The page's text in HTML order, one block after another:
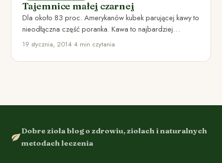
Tajemnice małej czarnej
Dla około 83 proc. Amerykanów kubek parującej kawy to
nieodłączna część poranka. Kawa to najbardziej
popularny środek pobudzający…
19 stycznia, 2014•4 min czytania
Dobre zioła blog o zdrowiu, ziołach i naturalnych
metodach leczenia